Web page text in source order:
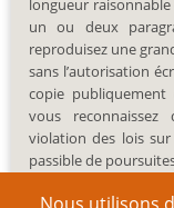
longueur raisonnable
un ou deux
reproduisez une
sans l’autorisation
copie publiquement
vous
violation des lois sur
passible de